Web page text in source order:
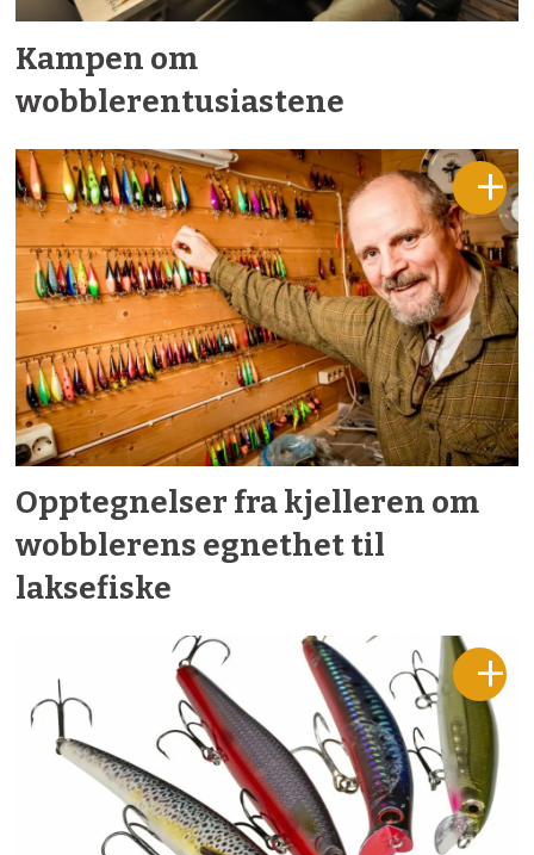
Kampen om
wobblerentusiastene
Opptegnelser fra kjelleren om
wobblerens egnethet til
laksefiske